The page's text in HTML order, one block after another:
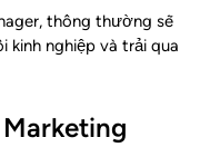
thông thường sẽ
kinh nghiệp và trải qua